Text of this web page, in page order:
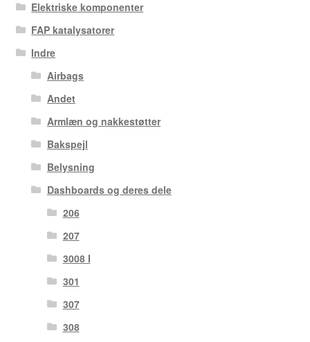
Elektriske komponenter
FAP katalysatorer
Indre
Airbags
Andet
Armlæn og nakkestøtter
Bakspejl
Belysning
Dashboards og deres dele
206
207
3008 I
301
307
308